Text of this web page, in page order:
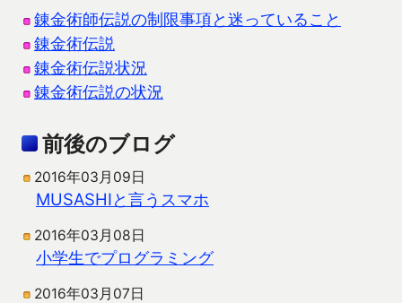
錬金術師伝説の制限事項と迷っていること
錬金術伝説
錬金術伝説状況
錬金術伝説の状況
前後のブログ
2016年03月09日
MUSASHIと言うスマホ
2016年03月08日
小学生でプログラミング
2016年03月07日